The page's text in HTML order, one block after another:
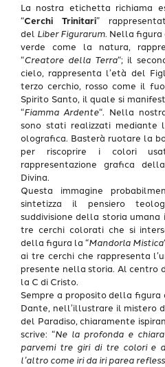
La nostra etichetta richiama
“Cerchi Trinitari”
del Liber Figurarum. Nella figura
verde come la natura,
“Creatore della Terra“; il
cielo, rappresenta l’età del
terzo cerchio, rosso come il
Spirito Santo, il quale si
“Fiamma Ardente“. Nella
sono stati realizzati mediante
olografica. Basterà ruotare la
per riscoprire i colori
rappresentazione grafica
Divina.
Questa immagine
sintetizza il pensiero
suddivisione della storia
tre cerchi colorati che si
della figura la “Mandorla Mistica
ai tre cerchi che rappresenta
presente nella storia. Al centro
la C di Cristo.
Sempre a proposito della figura
Dante, nell’illustrare il mistero
del Paradiso, chiaramente
scrive: “Ne la profonda e
parvemi tre giri di tre colori e
l’altro come iri da iri parea